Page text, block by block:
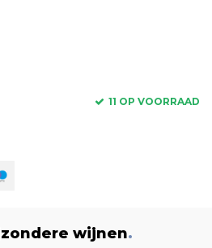
11 OP VOORRAAD
wijnen.